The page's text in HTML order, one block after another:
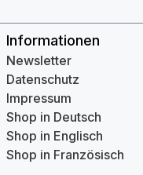
Informationen
Newsletter
Datenschutz
Impressum
Shop in Deutsch
Shop in Englisch
Shop in Französisch